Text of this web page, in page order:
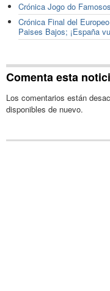
Crónica Jogo do
Crónica Final del
Paises Bajos; ¡España
Comenta esta
Los comentarios están
disponibles de nuevo.